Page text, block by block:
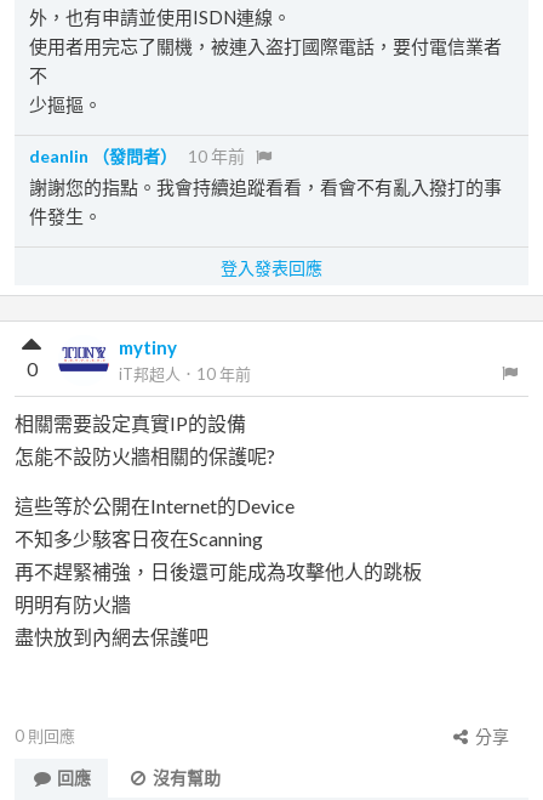
外，也有申請並使用ISDN連線。
使用者用完忘了關機，被連入盗打國際電話，要付電信業者
不
少摳摳。
deanlin （發問者） 10 年前
謝謝您的指點。我會持續追蹤看看，看會不有亂入撥打的事
件發生。
登入發表回應
mytiny
iT邦超人 ． 10 年前
0
相關需要設定真實IP的設備
怎能不設防火牆相關的保護呢?
這些等於公開在Internet的Device
不知多少駭客日夜在Scanning
再不趕緊補強，日後還可能成為攻擊他人的跳板
明明有防火牆
盡快放到內網去保護吧
0 則回應
分享
回應
沒有幫助